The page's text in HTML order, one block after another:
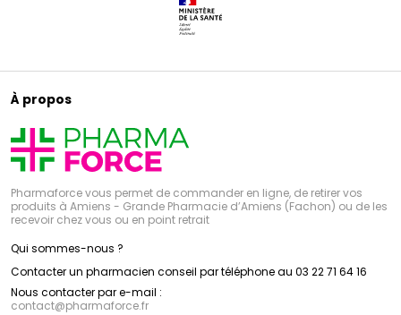
À propos
Pharmaforce vous permet de commander en ligne, de retirer vos
produits à Amiens - Grande Pharmacie d’Amiens (Fachon) ou de les
recevoir chez vous ou en point retrait
Qui sommes-nous ?
Contacter un pharmacien conseil par téléphone au 03 22 71 64 16
Nous contacter par e-mail :
contact@pharmaforce.fr